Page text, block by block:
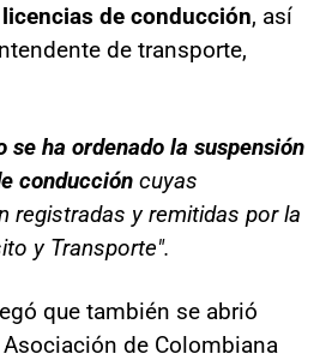
de conducción, así
de transporte,
se ha ordenado la suspensión
conducción cuyas
registradas y remitidas por la
y Transporte".
que también se abrió
de Colombiana